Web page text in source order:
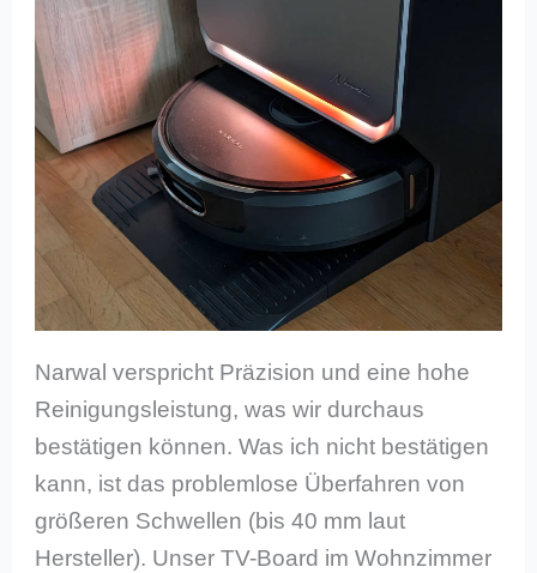
Narwal verspricht Präzision und eine hohe
Reinigungsleistung, was wir durchaus
bestätigen können. Was ich nicht bestätigen
kann, ist das problemlose Überfahren von
größeren Schwellen (bis 40 mm laut
Hersteller). Unser TV-Board im Wohnzimmer